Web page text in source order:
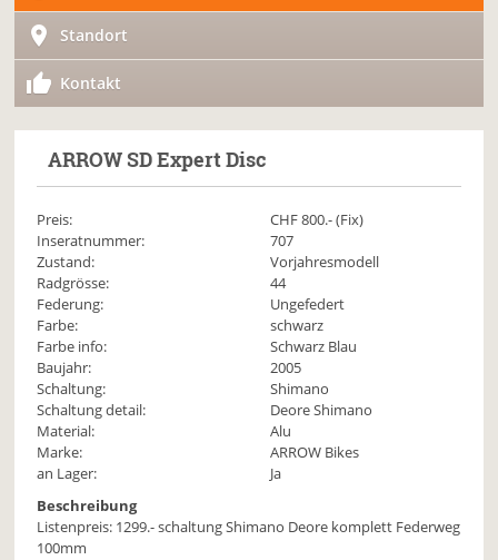
Standort
Kontakt
ARROW SD Expert Disc
Preis: CHF800.- (Fix)
Inseratnummer:
707
Zustand:
Vorjahresmodell
Radgrösse:
44
Federung:
Ungefedert
Farbe:
schwarz
Farbe info:
Schwarz Blau
Baujahr:
2005
Schaltung:
Shimano
Schaltung detail:
Deore Shimano
Material:
Alu
Marke:
ARROW Bikes
an Lager:
Ja
Beschreibung
Listenpreis: 1299.- schaltung Shimano Deore komplett Federweg
100mm